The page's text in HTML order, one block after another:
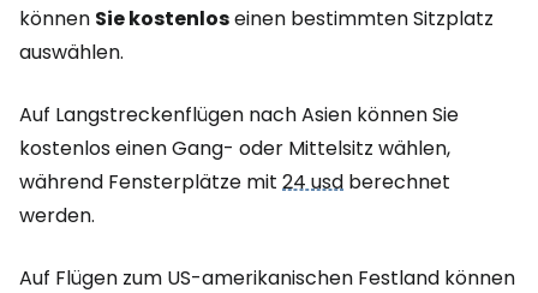
können Sie kostenloseinen bestimmten Sitzplatz
auswählen.
Auf Langstreckenflügen nach Asien können Sie
kostenlos einen Gang- oder Mittelsitz wählen,
während Fensterplätze mit 24 usd berechnet
werden.
Auf Flügen zum US-amerikanischen Festland können